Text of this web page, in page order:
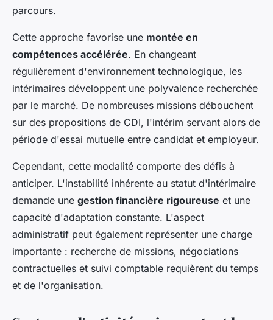
parcours.
Cette approche favorise une montée en
compétences accélérée. En changeant
régulièrement d'environnement technologique, les
intérimaires développent une polyvalence recherchée
par le marché. De nombreuses missions débouchent
sur des propositions de CDI, l'intérim servant alors de
période d'essai mutuelle entre candidat et employeur.
Cependant, cette modalité comporte des défis à
anticiper. L'instabilité inhérente au statut d'intérimaire
demande une gestion financière rigoureuse et une
capacité d'adaptation constante. L'aspect
administratif peut également représenter une charge
importante : recherche de missions, négociations
contractuelles et suivi comptable requièrent du temps
et de l'organisation.